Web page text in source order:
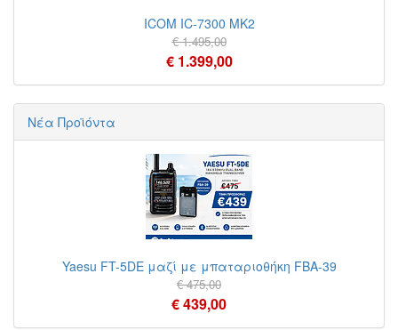
ICOM IC-7300 MK2
€ 1.495,00
€ 1.399,00
Νέα Προϊόντα
Yaesu FT-5DE μαζί με μπαταριοθήκη FBA-39
€ 475,00
€ 439,00